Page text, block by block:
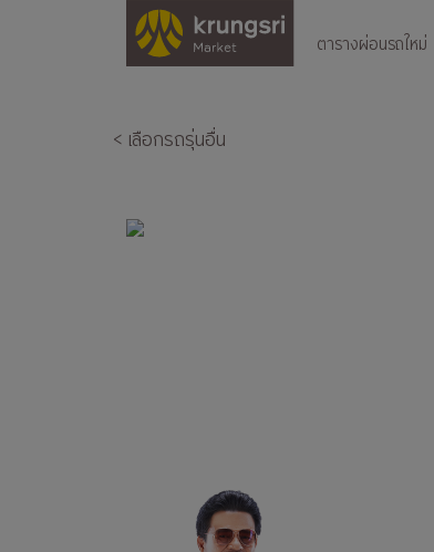
ตารางผ่อนรถใหม่
< เลือกรถรุ่นอื่น